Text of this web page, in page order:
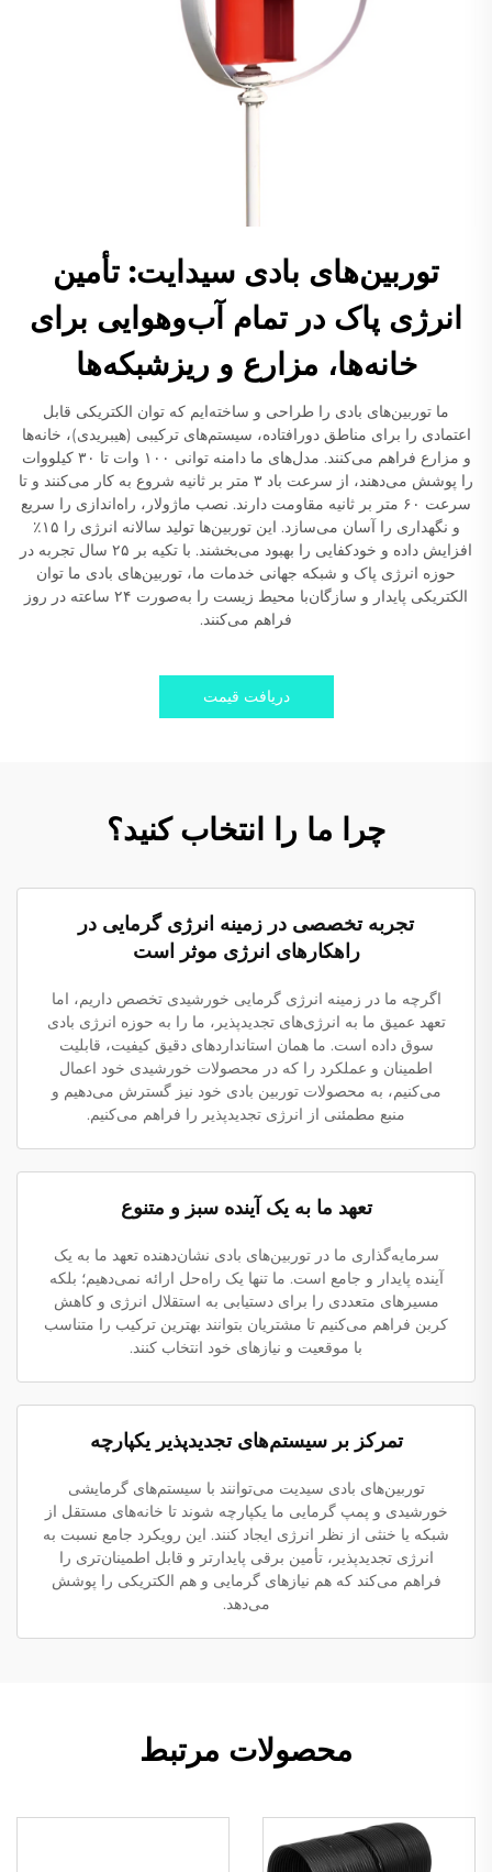
توربین‌های بادی سیدایت: تأمین
انرژی پاک در تمام آب‌وهوایی برای
خانه‌ها، مزارع و ریزشبکه‌ها
ما توربین‌های بادی را طراحی و ساخته‌ایم که توان الکتریکی قابل
اعتمادی را برای مناطق دورافتاده، سیستم‌های ترکیبی (هیبریدی)، خانه‌ها
و مزارع فراهم می‌کنند. مدل‌های ما دامنه توانی ۱۰۰ وات تا ۳۰ کیلووات
را پوشش می‌دهند، از سرعت باد ۳ متر بر ثانیه شروع به کار می‌کنند و تا
سرعت ۶۰ متر بر ثانیه مقاومت دارند. نصب ماژولار، راه‌اندازی را سریع
و نگهداری را آسان می‌سازد. این توربین‌ها تولید سالانه انرژی را ۱۵٪
افزایش داده و خودکفایی را بهبود می‌بخشند. با تکیه بر ۲۵ سال تجربه در
حوزه انرژی پاک و شبکه جهانی خدمات ما، توربین‌های بادی ما توان
الکتریکی پایدار و سازگان‌با محیط زیست را به‌صورت ۲۴ ساعته در روز
فراهم می‌کنند.
دریافت قیمت
چرا ما را انتخاب کنید؟
تجربه تخصصی در زمینه انرژی گرمایی در
راهکارهای انرژی موثر است
اگرچه ما در زمینه انرژی گرمایی خورشیدی تخصص داریم، اما
تعهد عمیق ما به انرژی‌های تجدیدپذیر، ما را به حوزه انرژی بادی
سوق داده است. ما همان استانداردهای دقیق کیفیت، قابلیت
اطمینان و عملکرد را که در محصولات خورشیدی خود اعمال
می‌کنیم، به محصولات توربین بادی خود نیز گسترش می‌دهیم و
منبع مطمئنی از انرژی تجدیدپذیر را فراهم می‌کنیم.
تعهد ما به یک آینده سبز و متنوع
سرمایه‌گذاری ما در توربین‌های بادی نشان‌دهنده تعهد ما به یک
آینده پایدار و جامع است. ما تنها یک راه‌حل ارائه نمی‌دهیم؛ بلکه
مسیرهای متعددی را برای دستیابی به استقلال انرژی و کاهش
کربن فراهم می‌کنیم تا مشتریان بتوانند بهترین ترکیب را متناسب
با موقعیت و نیازهای خود انتخاب کنند.
تمرکز بر سیستم‌های تجدیدپذیر یکپارچه
توربین‌های بادی سیدیت می‌توانند با سیستم‌های گرمایشی
خورشیدی و پمپ گرمایی ما یکپارچه شوند تا خانه‌های مستقل از
شبکه یا خنثی از نظر انرژی ایجاد کنند. این رویکرد جامع نسبت به
انرژی تجدیدپذیر، تأمین برقی پایدارتر و قابل اطمینان‌تری را
فراهم می‌کند که هم نیازهای گرمایی و هم الکتریکی را پوشش
می‌دهد.
محصولات مرتبط